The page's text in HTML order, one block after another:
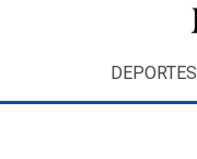
DEPORTES